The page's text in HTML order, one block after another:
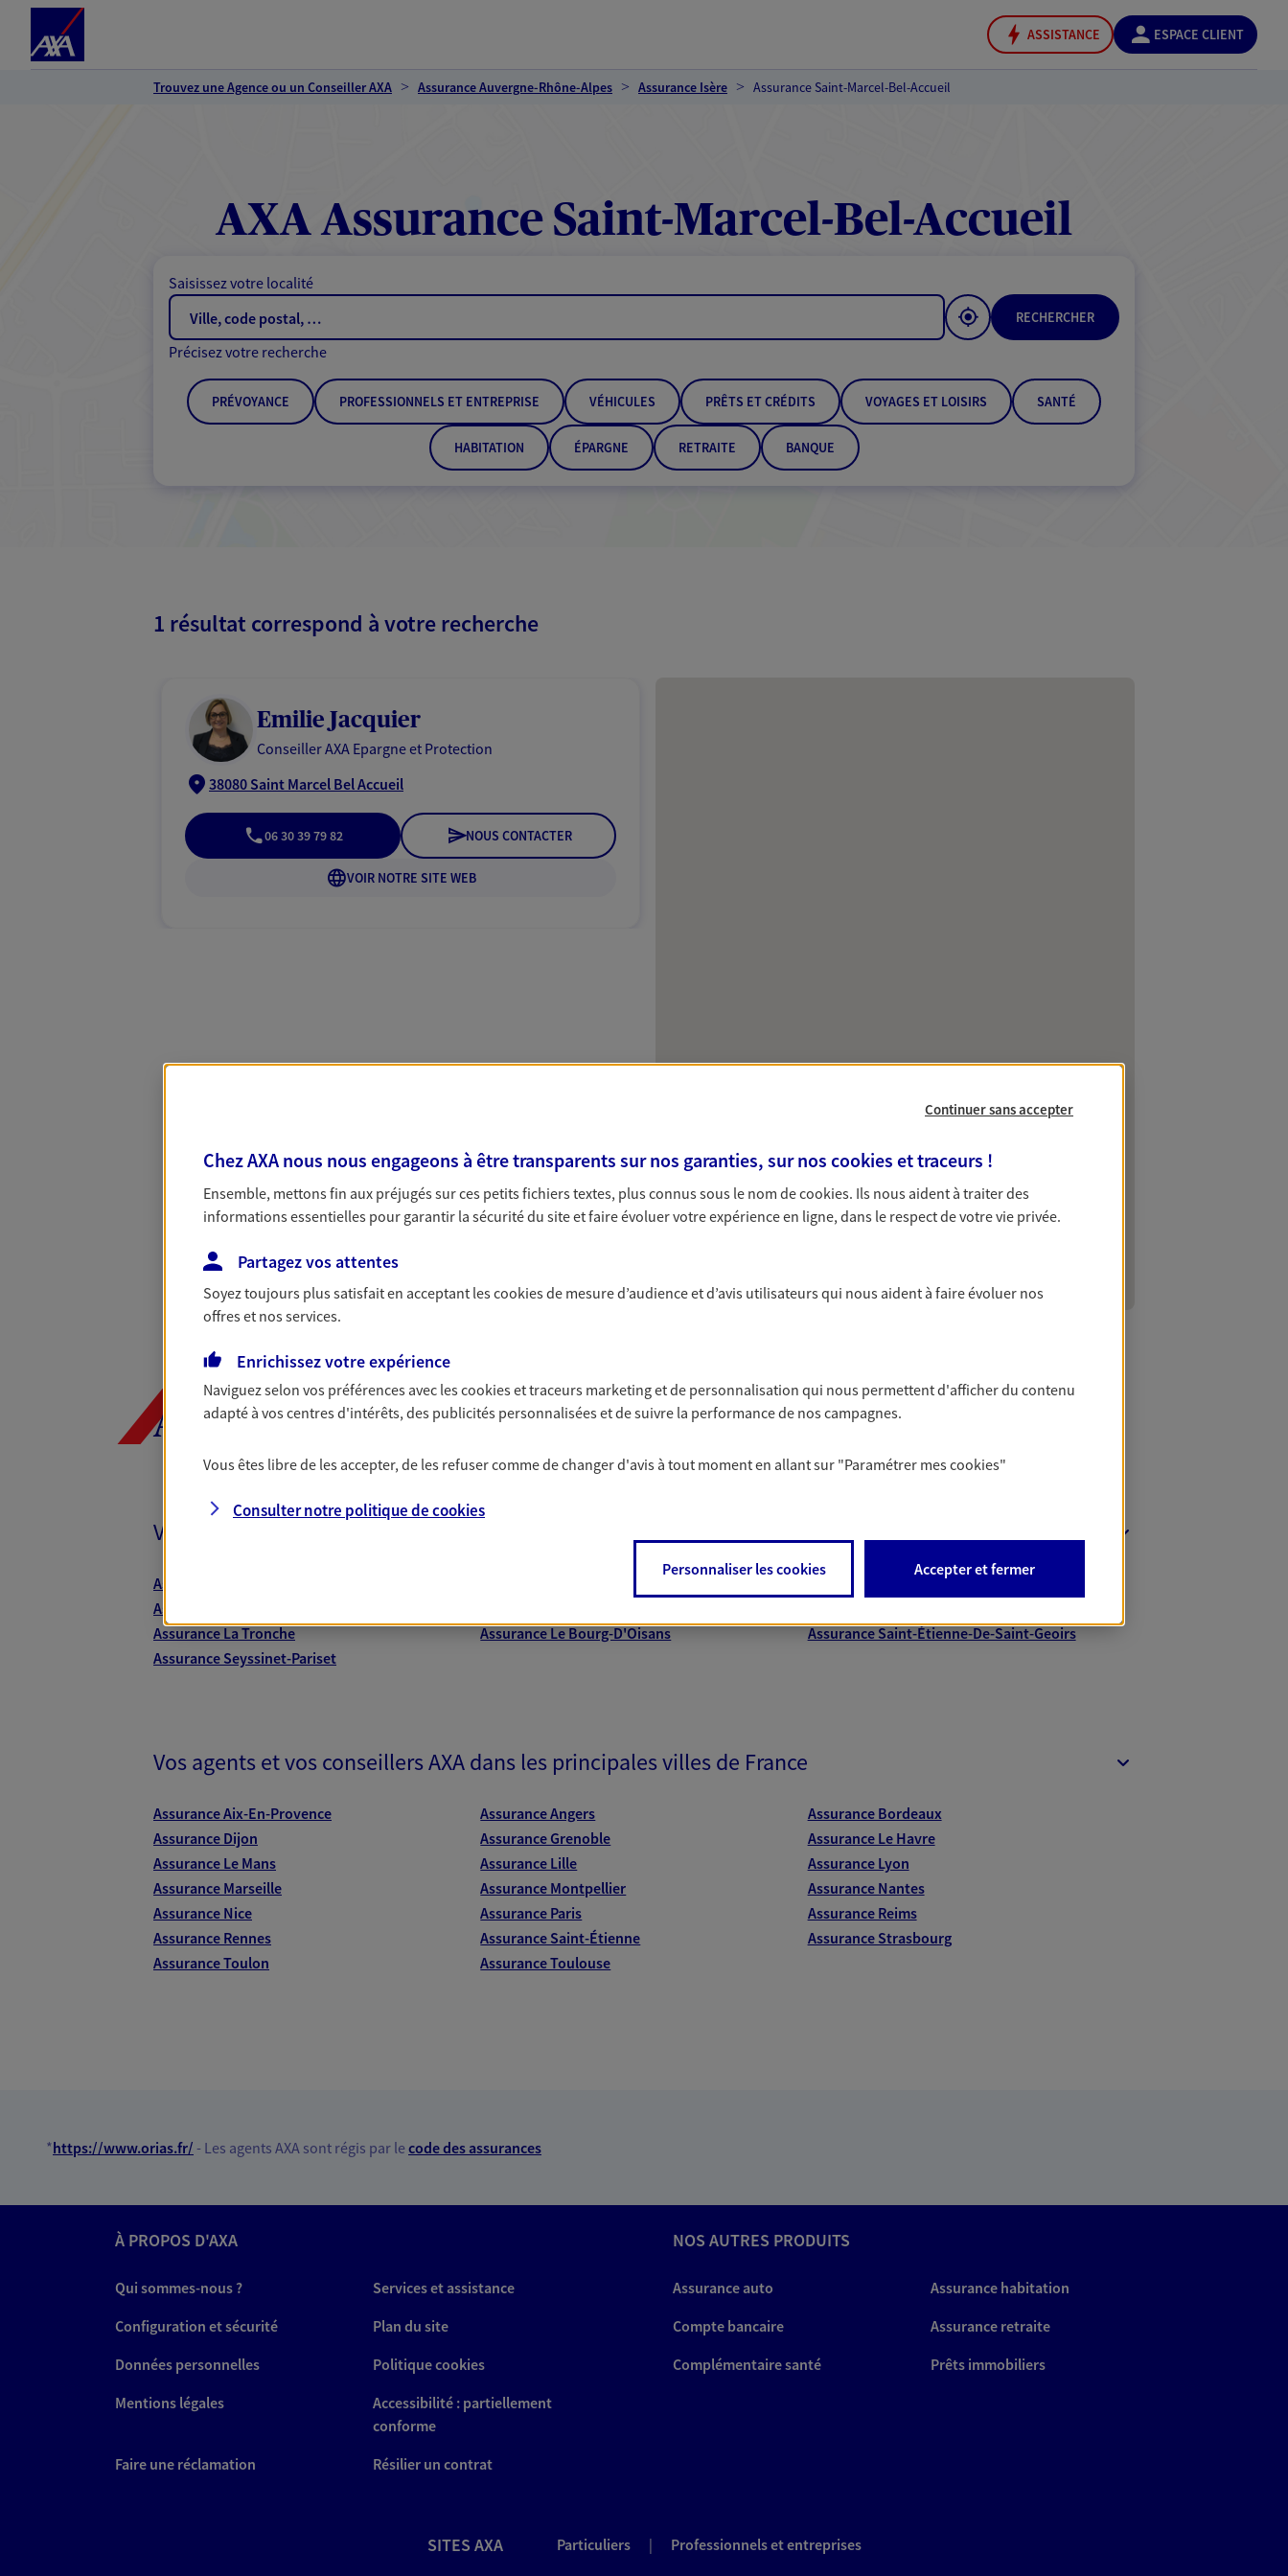
ASSISTANCE ESPACE CLIENT
Trouvez une Agence ou un Conseiller AXA Assurance Auvergne-Rhône-Alpes Assurance Isère Assurance Saint-Marcel-Bel-Accueil
AXA Assurance Saint-Marcel-Bel-Accueil
Saisissez votre localité
RECHERCHER
Précisez votre recherche
PRÉVOYANCE PROFESSIONNELS ET ENTREPRISE VÉHICULES PRÊTS ET CRÉDITS VOYAGES ET LOISIRS SANTÉ
HABITATION ÉPARGNE RETRAITE BANQUE
1 résultat correspond à votre recherche
Emilie Jacquier
Conseiller AXA Epargne et Protection
38080 Saint Marcel Bel Accueil
06 30 39 79 82 NOUS CONTACTER
VOIR NOTRE SITE WEB
AXA, toujours proche de vous
Vos agents et vos conseillers AXA dans les principales villes du département
Assurance Grenoble
Assurance Bourgoin-Jallieu
Assurance Vienne
Assurance La Tronche
Assurance Le Bourg-D'Oisans
Assurance Saint-Étienne-De-Saint-Geoirs
Assurance Seyssinet-Pariset
Vos agents et vos conseillers AXA dans les principales villes de France
Assurance Aix-En-Provence Assurance Angers
Assurance Bordeaux
Assurance Dijon
Assurance Grenoble
Assurance Le Havre
Assurance Le Mans
Assurance Lille
Assurance Lyon
Assurance Marseille
Assurance Montpellier
Assurance Nantes
Assurance Nice
Assurance Paris
Assurance Reims
Assurance Rennes
Assurance Saint-Étienne
Assurance Strasbourg
Assurance Toulon
Assurance Toulouse
*https://www.orias.fr/ - Les agents AXA sont régis par lecode des assurances
À PROPOS D'AXA
Qui sommes-nous ?
Services et assistance
Configuration et sécurité
Plan du site
Données personnelles
Politique cookies
Mentions légales
Accessibilité : partiellement
conforme
Faire une réclamation
Résilier un contrat
NOS AUTRES PRODUITS
Assurance auto
Assurance habitation
Compte bancaire
Assurance retraite
Complémentaire santé
Prêts immobiliers
SITES AXA Particuliers | Professionnels et entreprises
Continuer sans accepter
Chez AXA nous nous engageons à être transparents sur nos garanties, sur nos cookies et traceurs !
Ensemble, mettons fin aux préjugés sur ces petits fichiers textes, plus connus sous le nom decookies. Ils nous aident à traiter des
informations essentielles pour garantir la sécurité du site et faire évoluer votre expérience en ligne, dans le respect de votre vie privée.
Partagez vos attentes
Soyez toujours plus satisfait en acceptant lescookiesde mesure d’audience et d’avis utilisateurs qui nous aident à faire évoluer nos
offres et nos services.
Enrichissez votre expérience
Naviguez selon vos préférences avec lescookies et traceurs marketing et de personnalisation qui nous permettent d'afficher du contenu
adapté à vos centres d'intérêts, des publicités personnalisées et de suivre la performance de nos campagnes.
Vous êtes libre de les accepter, de les refuser comme de changer d'avis à tout moment en allant sur "Paramétrer mescookies"
Consulter notre politique decookies
Personnaliser les cookies Accepter et fermer